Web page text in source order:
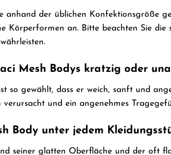
anhand der üblichen Konfektionsgröße
Körperformen an. Bitte beachten Sie
Mesh Bodys kratzig oder
so gewählt, dass er weich, sanft und
verursacht und ein angenehmes
Body unter jedem
seiner glatten Oberfläche und der oft